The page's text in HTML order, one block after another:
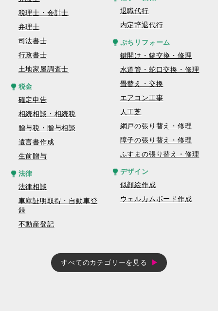
税理士・会計士
弁理士
司法書士
行政書士
土地家屋調査士
税金
確定申告
相続相談・相続税
贈与税・贈与相談
遺言書作成
生前贈与
法律
法律相談
車庫証明取得・自動車登
録
不動産登記
退職代行
内定辞退代行
ぷちリフォーム
鍵開け・鍵交換・修理
水道管・蛇口交換・修理
畳替え・交換
エアコン工事
人工芝
網戸の張り替え・修理
障子の張り替え・修理
ふすまの張り替え・修理
デザイン
似顔絵作成
ウェルカムボード作成
すべてのカテゴリーを見る